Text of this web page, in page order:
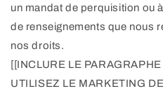
un mandat de perquisition ou
de renseignements que nous
nos droits.
[[INCLURE LE
UTILISEZ LE MARKETING